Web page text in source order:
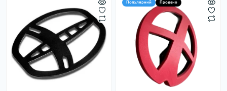
Популярний Продано